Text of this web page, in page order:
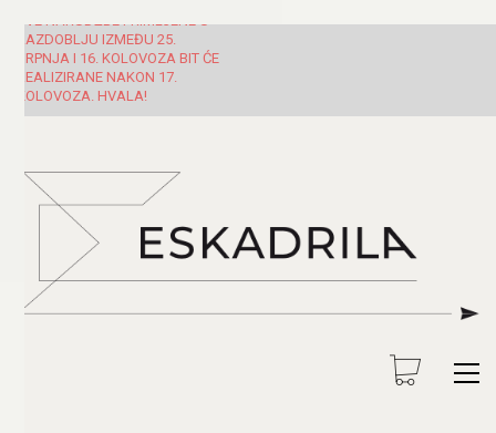
SVE NARUDŽBE PRIMLJENE U
RAZDOBLJU IZMEĐU 25.
SRPNJA I 16. KOLOVOZA BIT ĆE
REALIZIRANE NAKON 17.
KOLOVOZA. HVALA!